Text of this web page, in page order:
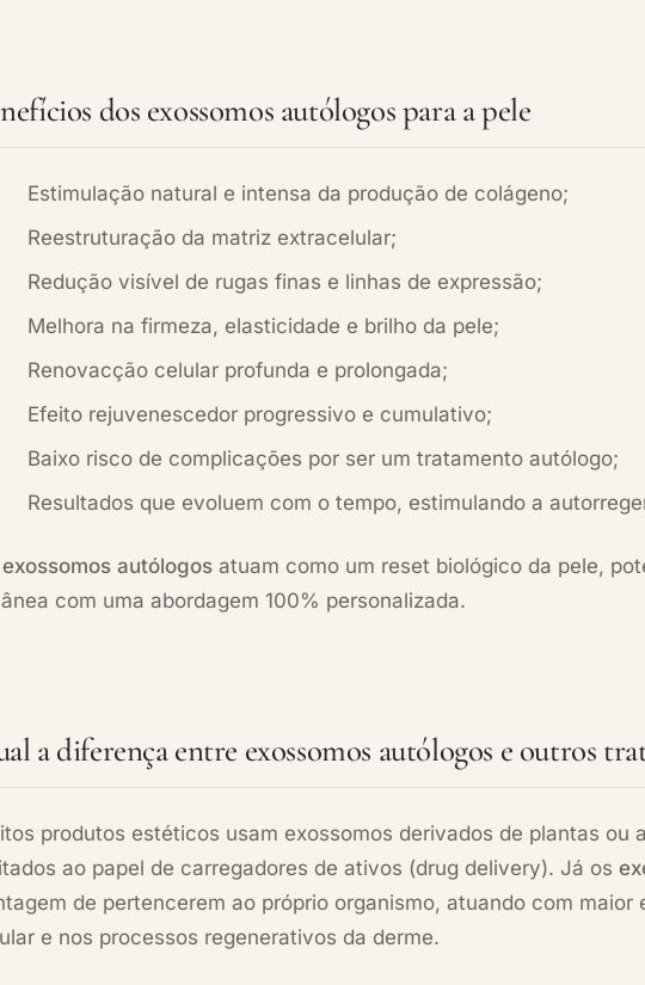
dos exossomos autólogos para a pele
Estimulação natural e intensa da produção de colágeno;
Reestruturação da matriz extracelular;
Redução visível de rugas finas e linhas de expressão;
Melhora na firmeza, elasticidade e brilho da pele;
Renovacção celular profunda e prolongada;
Efeito rejuvenescedor progressivo e cumulativo;
Baixo risco de complicações por ser um tratamento autólogo;
Resultados que evoluem com o tempo, estimulando a
exossomos autólogosatuam como um reset biológico da pele,
com uma abordagem 100% personalizada.
a diferença entre exossomos autólogos e outros
produtos estéticos usam exossomos derivados de plantas ou
ao papel de carregadores de ativos (drug delivery). Já os
de pertencerem ao próprio organismo, atuando com maior
e nos processos regenerativos da derme.